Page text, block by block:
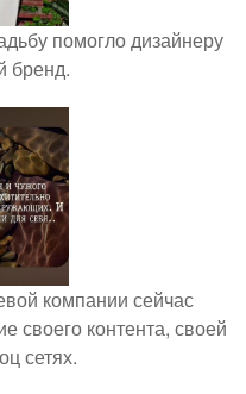
помогло дизайнеру
бренд.
компании сейчас
своего контента, своей
сетях.